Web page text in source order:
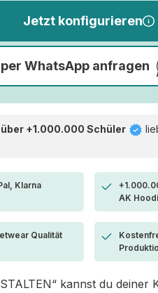
Jetzt konfigurieren
per WhatsApp anfragen
über +1.000.000 Schüler
Klarna
AK
Qualität
kannst du deiner